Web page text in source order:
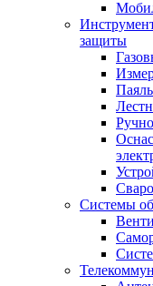
защиты
Системы